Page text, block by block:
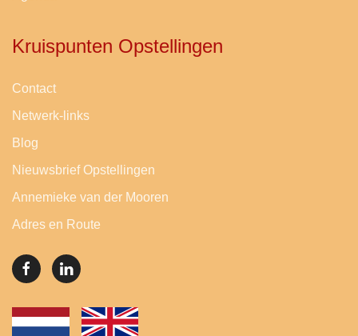
Kruispunten Opstellingen
Contact
Netwerk-links
Blog
Nieuwsbrief Opstellingen
Annemieke van der Mooren
Adres en Route